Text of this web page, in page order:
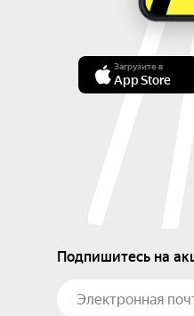
Загрузите в
App Store
Подпишитесь на